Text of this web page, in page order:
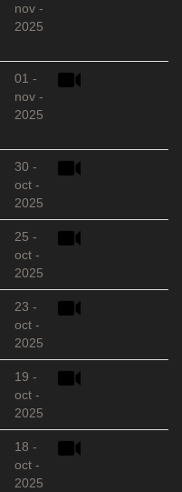
nov -
2025
01 -
nov -
2025
30 -
oct -
2025
25 -
oct -
2025
23 -
oct -
2025
19 -
oct -
2025
18 -
oct -
2025